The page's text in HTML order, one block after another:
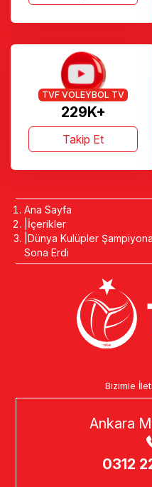
229K+
TVF VOLEYBOL TV
Takip Et
Ana Sayfa
İçerikler
Dünya Kulüpler
Sona Erdi
Bizimle
Ankara
0312